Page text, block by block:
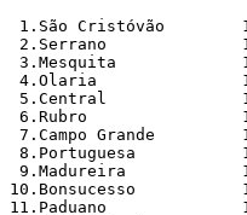
1.São Cristóvão	13  7  5  1  10- 4 19
2.Serrano		13  7  4  2  19-10 18
3.Mesquita		13  6  6  1  13- 8 18
4.Olaria		13  5  7  1  13- 5 17
5.Central		13  5  5  3  12-11 15
6.Rubro		13  3  9  1  10- 8 15
7.Campo Grande		13  4  6  3  14- 9 14
8.Portuguesa		13  3  8  2  11- 8 14
9.Madureira		13  3  7  3  10-11 13
10.Bonsucesso		13  2  8  3   8- 7 12
11.Paduano		13  1  7  5   8-15  9